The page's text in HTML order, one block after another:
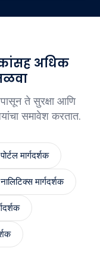
अधिक
ते सुरक्षा आणि
समावेश करतात.
मार्गदर्शक
मार्गदर्शक